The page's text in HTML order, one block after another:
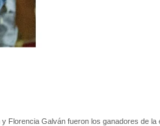
Florencia Galván fueron los ganadores de la